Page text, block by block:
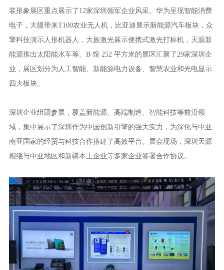
装形象展区重点展示了12家深圳领军企业风采。华为呈现智能消费
电子，大疆带来T100农业无人机，比亚迪展示新能源汽车板块，众
擎科技演示人形机器人，大族激光展示便携式激光打标机，天源新
能源推出太阳能水车等。B 馆 252 平方米的展区汇聚了29家深圳企
业，展区划分为人工智能、新能源电力设备、智慧农业和光电显示
四大板块。
深圳企业组团参展，覆盖新能源、高端制造、智能科技等前沿领
域，集中展示了深圳作为中国创新引擎的强大实力，为深化与中亚
南亚国家的经贸与科技合作搭建了高效平台。展会现场，深圳天源
相继与中亚地区和新疆本土企业等多家企业签署合作协议。